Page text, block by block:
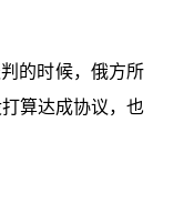
的时候，俄方所
算达成协议，也